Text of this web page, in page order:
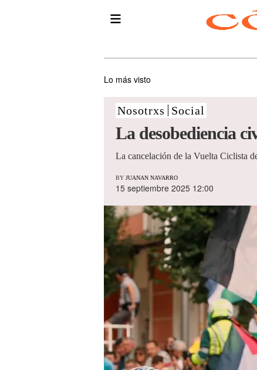
Lo más visto
Nosotrxs Social
La desobediencia
La cancelación de la Vuelta Ciclista
BY JUANAN NAVARRO
15 septiembre 2025 12:00